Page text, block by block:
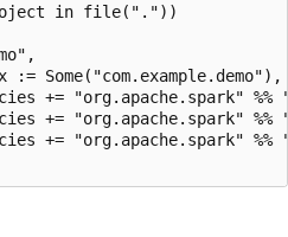
in file("."))
:= Some("com.example.demo"),
+= "org.apache.spark" %%
+= "org.apache.spark" %%
+= "org.apache.spark" %%